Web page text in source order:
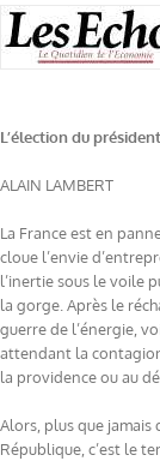
L’élection du
ALAIN LAMBERT
La France est en
cloue l’envie
l’inertie sous le voile
la gorge. Après le
guerre de l’énergie,
attendant la
la providence ou au
Alors, plus que jamais
République, c’est le